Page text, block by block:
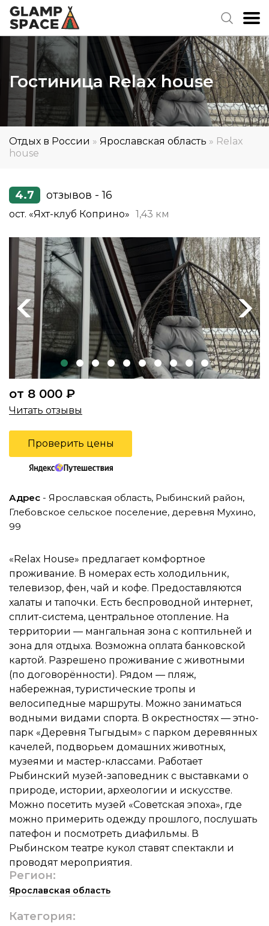
Гостиница Relax house
Отдых в России » Ярославская область » Relax
house
4.7 отзывов - 16
ост. «Яхт-клуб Коприно» 1,43 км
Previous Next
от 8 000 ₽
Читать отзывы
Проверить цены
Адрес - Ярославская область, Рыбинский район,
Глебовское сельское поселение, деревня Мухино,
99
«Relax House» предлагает комфортное
проживание. В номерах есть холодильник,
телевизор, фен, чай и кофе. Предоставляются
халаты и тапочки. Есть беспроводной интернет,
сплит-система, центральное отопление. На
территории — мангальная зона с коптильней и
зона для отдыха. Возможна оплата банковской
картой. Разрешено проживание с животными
(по договорённости). Рядом — пляж,
набережная, туристические тропы и
велосипедные маршруты. Можно заниматься
водными видами спорта. В окрестностях — этно-
парк «Деревня Тыгыдым» с парком деревянных
качелей, подворьем домашних животных,
музеями и мастер-классами. Работает
Рыбинский музей-заповедник с выставками о
природе, истории, археологии и искусстве.
Можно посетить музей «Советская эпоха», где
можно примерить одежду прошлого, послушать
патефон и посмотреть диафильмы. В
Рыбинском театре кукол ставят спектакли и
проводят мероприятия.
Регион:
Ярославская область
Категория: